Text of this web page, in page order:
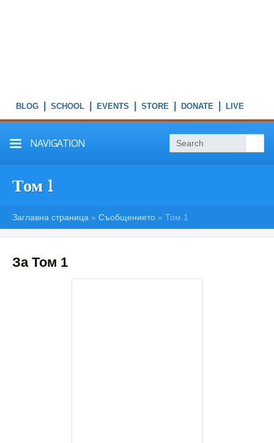
NAVIGATION
Том 1
Заглавна страница » Съобщението » Том 1
За Том 1